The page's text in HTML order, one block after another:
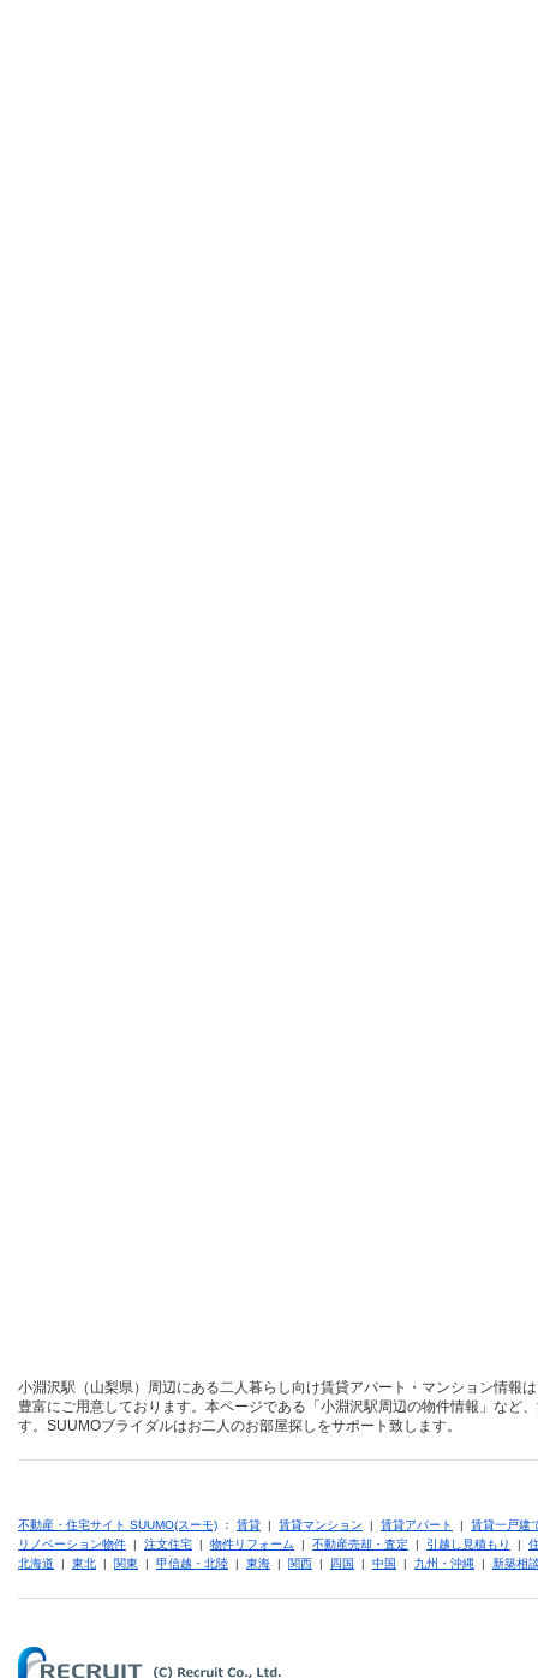
小淵沢駅（山梨県）周辺にある二人暮らし向け賃貸アパート・マンション情報
豊富にご用意しております。本ページである「小淵沢駅周辺の物件情報」など
す。SUUMOブライダルはお二人のお部屋探しをサポート致します。
不動産・住宅サイト SUUMO(スーモ) ： 賃貸 | 賃貸マンション | 賃貸アパート | 賃貸一戸建
リノベーション物件 | 注文住宅 | 物件リフォーム | 不動産売却・査定 | 引越し見積もり |
北海道 | 東北 | 関東 | 甲信越・北陸 | 東海 | 関西 | 四国 | 中国 | 九州・沖縄 | 新築相